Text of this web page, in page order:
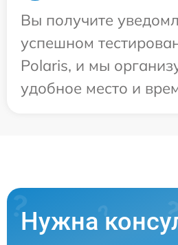
Вы получите
успешном
Polaris, и мы
удобное место и
Нужна